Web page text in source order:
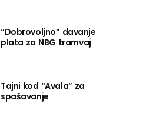
“Dobrovoljno” davanje
plata za NBG tramvaj
Tajni kod “Avala” za
spašavanje